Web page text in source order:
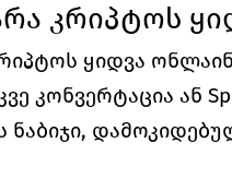
კრიპტოს
ყიდვა
კონვერტაცია ან